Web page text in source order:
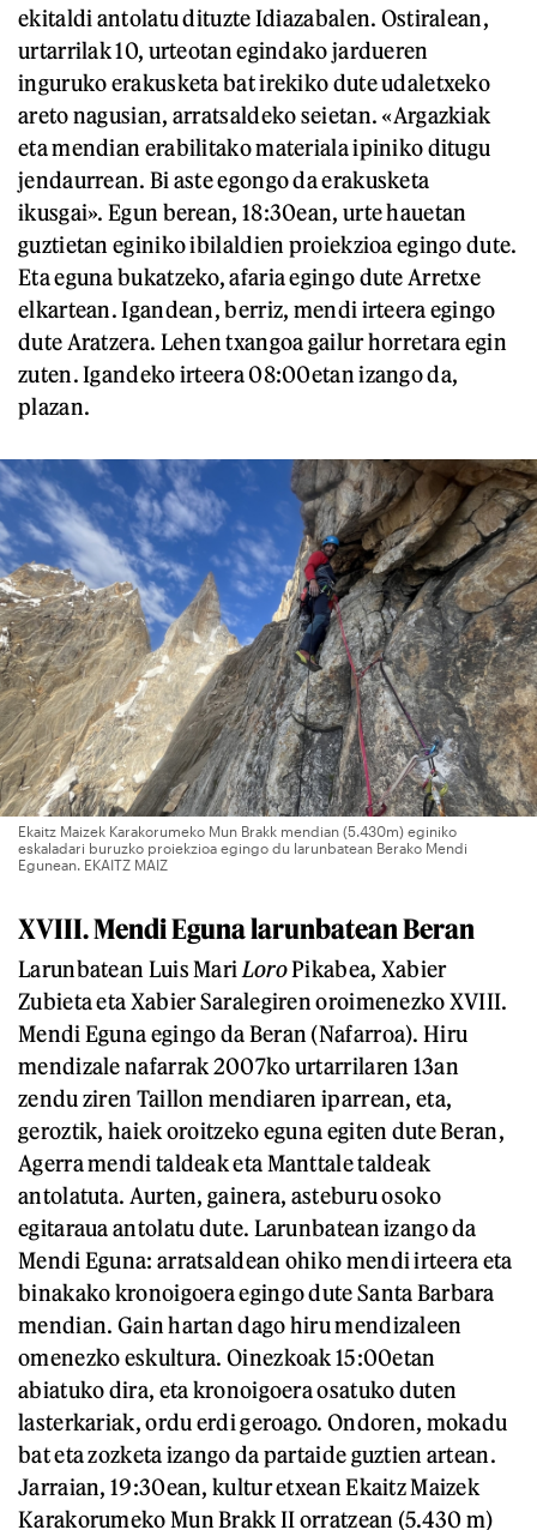
ekitaldi antolatu dituzte Idiazabalen. Ostiralean,
urtarrilak 10, urteotan egindako jardueren
inguruko erakusketa bat irekiko dute udaletxeko
areto nagusian, arratsaldeko seietan. «Argazkiak
eta mendian erabilitako materiala ipiniko ditugu
jendaurrean. Bi aste egongo da erakusketa
ikusgai». Egun berean, 18:30ean, urte hauetan
guztietan eginiko ibilaldien proiekzioa egingo dute.
Eta eguna bukatzeko, afaria egingo dute Arretxe
elkartean. Igandean, berriz, mendi irteera egingo
dute Aratzera. Lehen txangoa gailur horretara egin
zuten. Igandeko irteera 08:00etan izango da,
plazan.
Ekaitz Maizek Karakorumeko Mun Brakk mendian (5.430m) eginiko
eskaladari buruzko proiekzioa egingo du larunbatean Berako Mendi
Egunean. EKAITZ MAIZ
XVIII. Mendi Eguna larunbatean Beran
Larunbatean Luis Mari LoroPikabea, Xabier
Zubieta eta Xabier Saralegiren oroimenezko XVIII.
Mendi Eguna egingo da Beran (Nafarroa). Hiru
mendizale nafarrak 2007ko urtarrilaren 13an
zendu ziren Taillon mendiaren iparrean, eta,
geroztik, haiek oroitzeko eguna egiten dute Beran,
Agerra mendi taldeak eta Manttale taldeak
antolatuta. Aurten, gainera, asteburu osoko
egitaraua antolatu dute. Larunbatean izango da
Mendi Eguna: arratsaldean ohiko mendi irteera eta
binakako kronoigoera egingo dute Santa Barbara
mendian. Gain hartan dago hiru mendizaleen
omenezko eskultura. Oinezkoak 15:00etan
abiatuko dira, eta kronoigoera osatuko duten
lasterkariak, ordu erdi geroago. Ondoren, mokadu
bat eta zozketa izango da partaide guztien artean.
Jarraian, 19:30ean, kultur etxean Ekaitz Maizek
Karakorumeko Mun Brakk II orratzean (5.430 m)